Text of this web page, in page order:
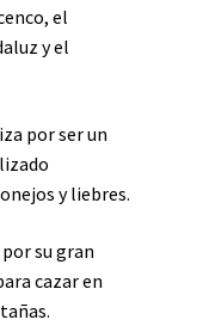
el
y el
por ser un
y liebres.
su gran
cazar en